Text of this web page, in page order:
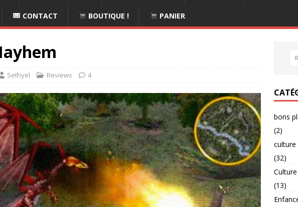
CONTACT BOUTIQUE ! PANIER
Sethyel Reviews 4
bons
(2)
culture
(32)
(13)